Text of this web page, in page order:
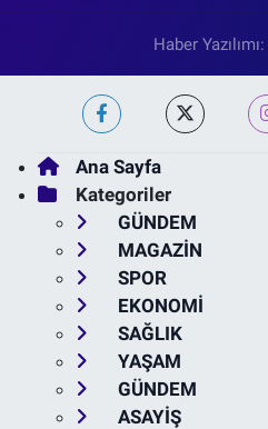
Haber Yazılımı:
Ana Sayfa
Kategoriler
GÜNDEM
MAGAZİN
SPOR
EKONOMİ
SAĞLIK
YAŞAM
GÜNDEM
ASAYİŞ